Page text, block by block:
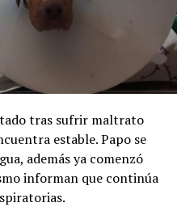
tras sufrir maltrato
estable. Papo se
además ya comenzó
informan que continúa